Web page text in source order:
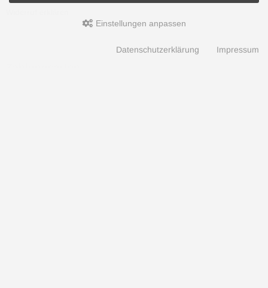
Einstellungen anpassen
Datenschutzerklärung Impressum